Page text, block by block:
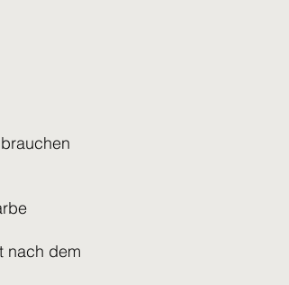
nach dem